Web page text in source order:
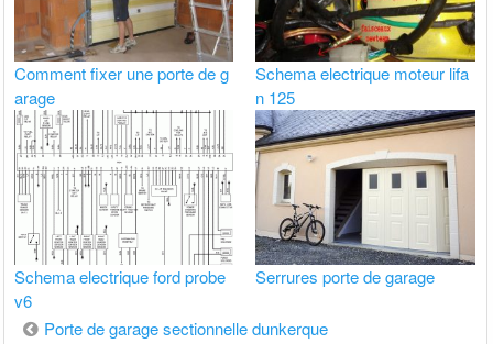
Comment fixer une porte de g
arage
Schema electrique moteur lifa
n 125
Schema electrique ford probe
v6
Serrures porte de garage
Navigation
Porte de garage sectionnelle dunkerque